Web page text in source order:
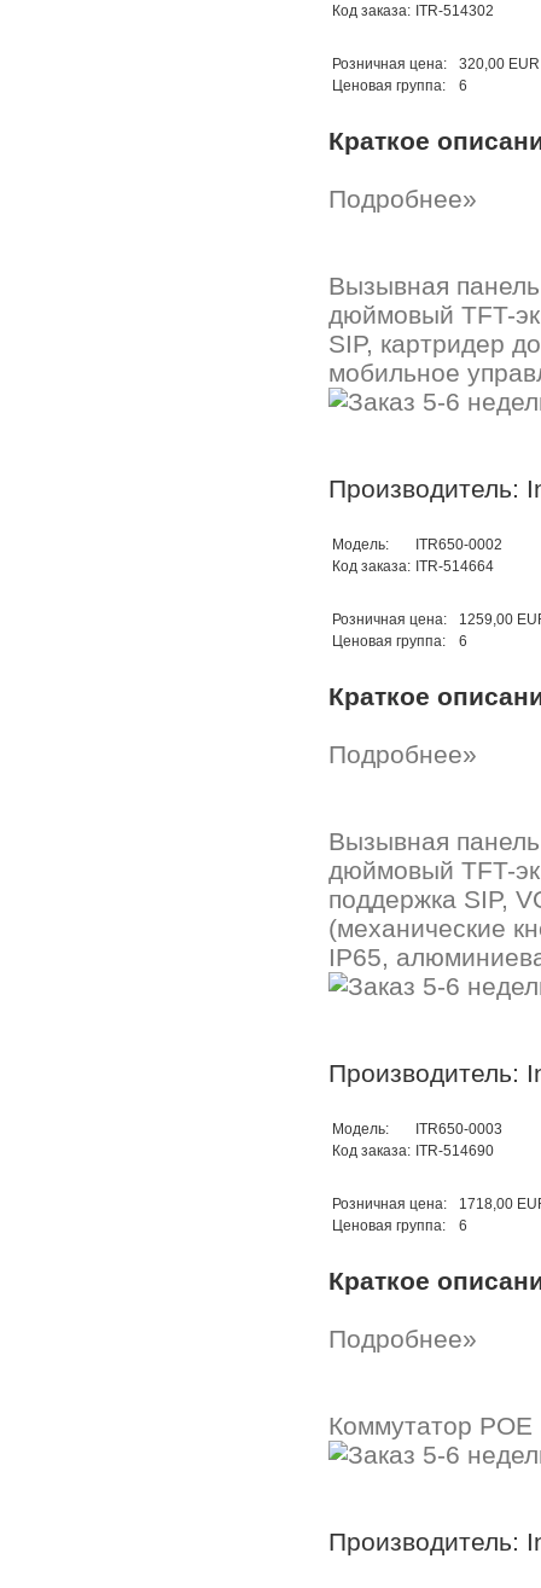
Код заказа: ITR-514302
Розничная цена:
320,00 EUR
Ценовая группа:
6
Краткое
Подробнее»
Вызывная
дюймовый TFT-
SIP, картридер
мобильное
Производитель:
Модель:
ITR650-0002
Код заказа: ITR-514664
Розничная цена:
1259,00
Ценовая группа:
6
Краткое
Подробнее»
Вызывная
дюймовый TFT-
поддержка SIP,
(механические
IP65,
Производитель:
Модель:
ITR650-0003
Код заказа: ITR-514690
Розничная цена:
1718,00
Ценовая группа:
6
Краткое
Подробнее»
Коммутатор
Производитель: